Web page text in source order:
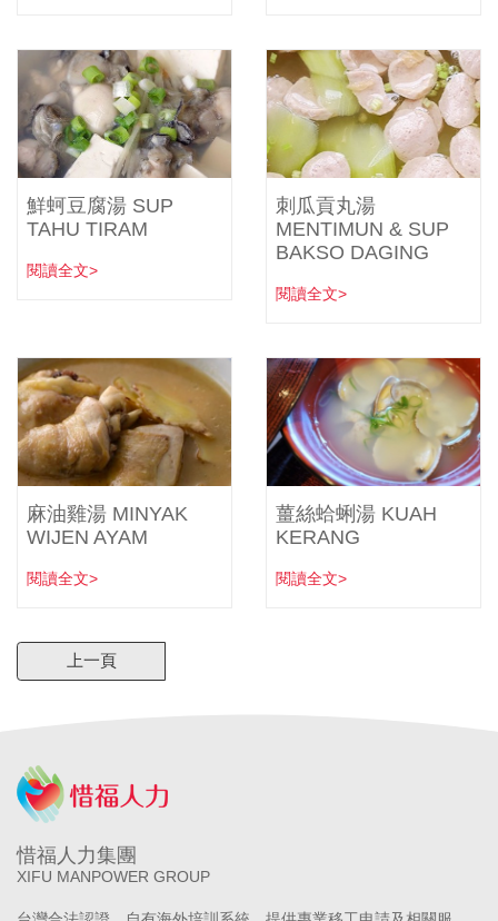
鮮蚵豆腐湯 SUP
TAHU TIRAM
閱讀全文>
刺瓜貢丸湯
MENTIMUN & SUP
BAKSO DAGING
閱讀全文>
麻油雞湯 MINYAK
WIJEN AYAM
閱讀全文>
薑絲蛤蜊湯 KUAH
KERANG
閱讀全文>
上一頁
惜福人力集團
XIFU MANPOWER GROUP